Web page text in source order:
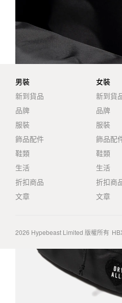
男裝
新到貨品
品牌
服裝
飾品配件
鞋類
生活
折扣商品
文章
女裝
新到貨
品牌
服裝
飾品配
鞋類
生活
折扣商
文章
2026 Hypebeast Limited 版權所有